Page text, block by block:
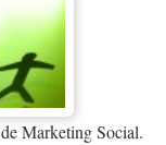
Marketing Social.